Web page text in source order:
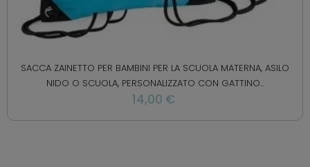
SACCA ZAINETTO PER BAMBINI PER LA SCUOLA MATERNA, ASILO
NIDO O SCUOLA, PERSONALIZZATO CON GATTINO...
14,00 €